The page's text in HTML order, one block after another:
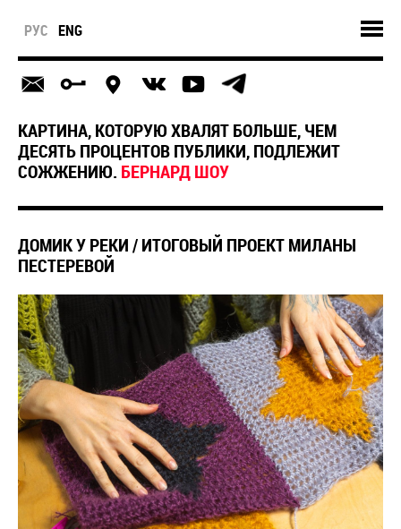
РУС ENG
КАРТИНА, КОТОРУЮ ХВАЛЯТ БОЛЬШЕ, ЧЕМ
ДЕСЯТЬ ПРОЦЕНТОВ ПУБЛИКИ, ПОДЛЕЖИТ
СОЖЖЕНИЮ. БЕРНАРД ШОУ
ДОМИК У РЕКИ / ИТОГОВЫЙ ПРОЕКТ МИЛАНЫ
ПЕСТЕРЕВОЙ